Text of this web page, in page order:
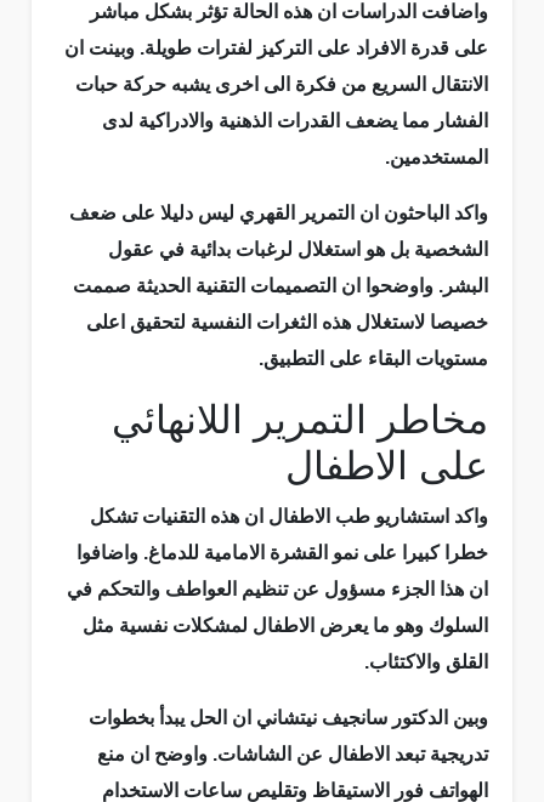
واضافت الدراسات ان هذه الحالة تؤثر بشكل مباشر
على قدرة الافراد على التركيز لفترات طويلة. وبينت ان
الانتقال السريع من فكرة الى اخرى يشبه حركة حبات
الفشار مما يضعف القدرات الذهنية والادراكية لدى
المستخدمين.
واكد الباحثون ان التمرير القهري ليس دليلا على ضعف
الشخصية بل هو استغلال لرغبات بدائية في عقول
البشر. واوضحوا ان التصميمات التقنية الحديثة صممت
خصيصا لاستغلال هذه الثغرات النفسية لتحقيق اعلى
مستويات البقاء على التطبيق.
مخاطر التمرير اللانهائي
على الاطفال
واكد استشاريو طب الاطفال ان هذه التقنيات تشكل
خطرا كبيرا على نمو القشرة الامامية للدماغ. واضافوا
ان هذا الجزء مسؤول عن تنظيم العواطف والتحكم في
السلوك وهو ما يعرض الاطفال لمشكلات نفسية مثل
القلق والاكتئاب.
وبين الدكتور سانجيف نيتشاني ان الحل يبدأ بخطوات
تدريجية تبعد الاطفال عن الشاشات. واوضح ان منع
الهواتف فور الاستيقاظ وتقليص ساعات الاستخدام